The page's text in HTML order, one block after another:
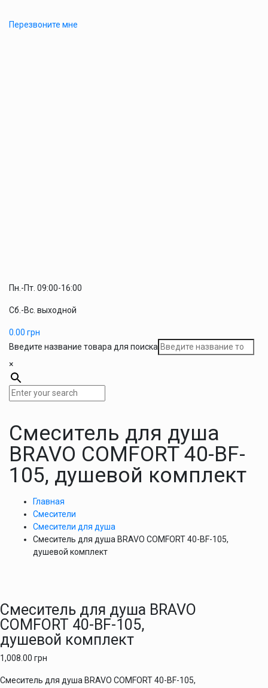
Перезвоните мне
Пн.-Пт. 09:00-16:00
Сб.-Вс. выходной
0.00 грн
Введите название товара для поиска
×
Cмеситель для душа
BRAVO COMFORT 40-BF-
105, душевой комплект
Главная
Смесители
Смесители для душа
Cмеситель для душа BRAVO COMFORT 40-BF-105,
душевой комплект
Cмеситель для душа BRAVO
COMFORT 40-BF-105,
душевой комплект
1,008.00 грн
Cмеситель для душа BRAVO COMFORT 40-BF-105,